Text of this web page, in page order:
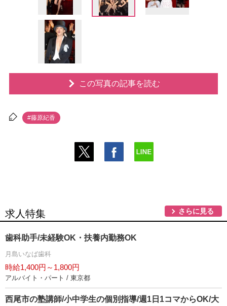
この写真の記事を読む
#藤原紀香
求人特集 さらに見る
歯科助手/未経験OK・扶養内勤務OK
月島いなば歯科
時給1,400円～1,800円
アルバイト・パート / 東京都
西尾市の塾講師/小中学生の個別指導/週1日1コマからOK/大